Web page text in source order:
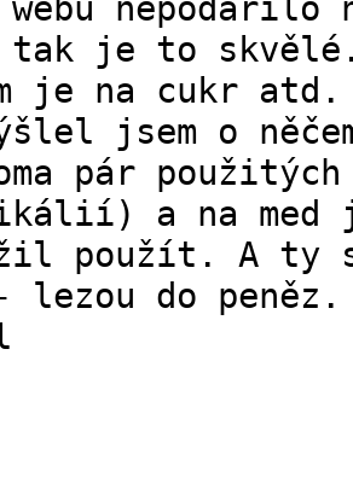
nepodařilo
tak je to
je na cukr atd.
jsem o
pár
a na med
použít. A ty
lezou do peněz.